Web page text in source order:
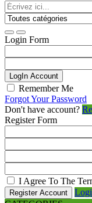
Login Form
LogIn Account
Remember Me
Forgot Your Password
Don't have account?
Register Form
I Agree To The
Register Account